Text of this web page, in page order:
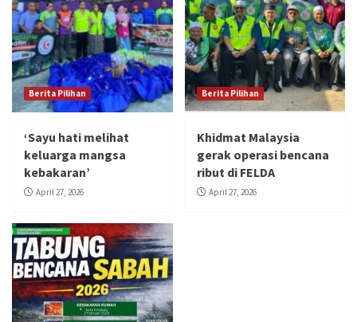
Berita Pilihan
‘Sayu hati melihat
keluarga mangsa
kebakaran’
April 27, 2026
Berita Pilihan
Khidmat Malaysia
gerak operasi bencana
ribut di FELDA
April 27, 2026